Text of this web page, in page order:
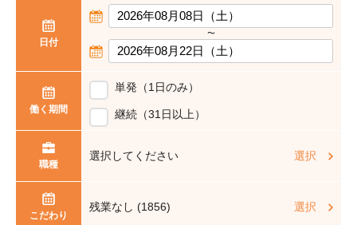
日付
〜
働く期間
単発（1日のみ）
継続（31日以上）
職種
選択してください 選択
こだわり
残業なし (1856) 選択